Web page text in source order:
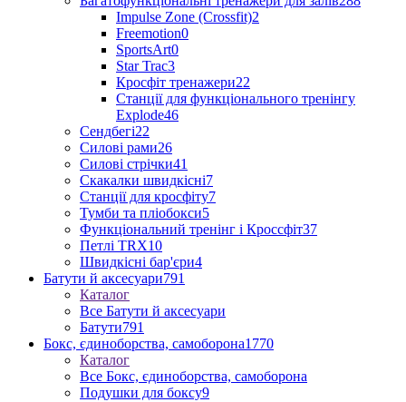
Impulse Zone (Crossfit)2
Freemotion0
SportsArt0
Star Trac3
Кросфіт тренажери22
Станції для функціонального тренінгу
Explode46
Сендбегі22
Силові рами26
Силові стрічки41
Скакалки швидкісні7
Станції для кросфіту7
Тумби та пліобокси5
Функціональний тренінг і Кроссфіт37
Петлі TRX10
Швидкісні бар'єри4
Батути й аксесуари791
Каталог
Все Батути й аксесуари
Батути791
Бокс, єдиноборства, самоборона1770
Каталог
Все Бокс, єдиноборства, самоборона
Подушки для боксу9